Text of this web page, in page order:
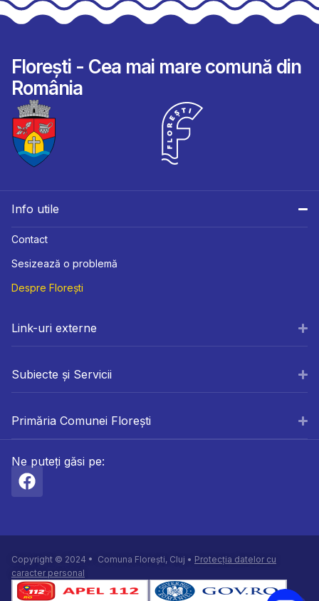
Florești - Cea mai mare comună din
România
Info utile
Contact
Sesizează o problemă
Despre Florești
Link-uri externe
Subiecte și Servicii
Primăria Comunei Florești
Ne puteți găsi pe:
Copyright © 2024 • Comuna Florești, Cluj • Protecția datelor cu
caracter personal